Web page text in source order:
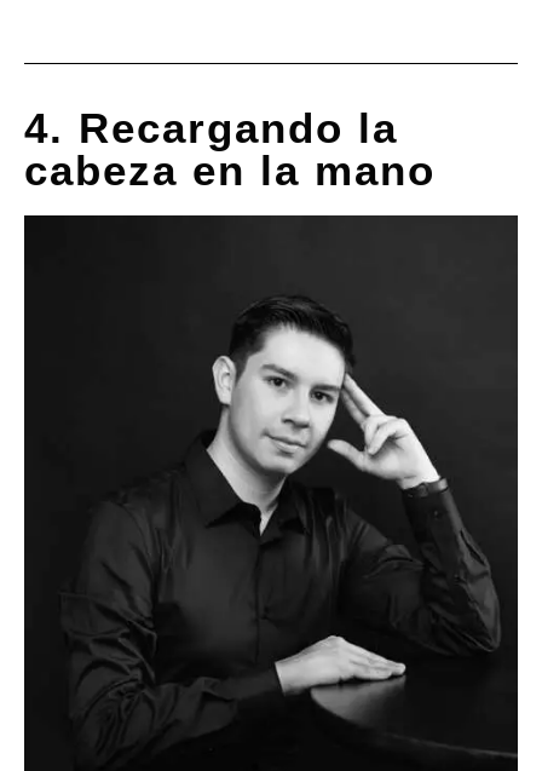
4. Recargando la
cabeza en la mano